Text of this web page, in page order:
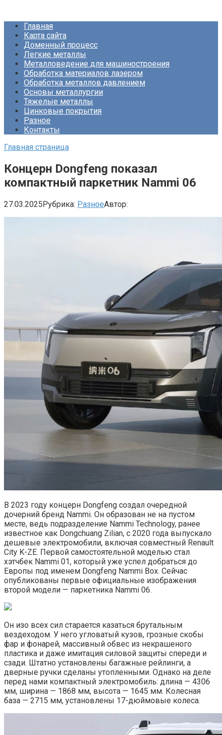
контентуГлавная
Карта сайта
Доменный процесс
Легкие металлы
Металловедение для машиностроения
Обработка материалов лазером
Обработка металлов давлением
Основы металлургии
Тяжелые металлы
Цинковые покрытия
Разное
Контакты
Главная страница
Концерн Dongfeng показал
компактный паркетник Nammi 06
27.03.2025Рубрика: РазноеАвтор:
В 2023 году концерн Dongfeng создал очередной
дочерний бренд Nammi. Он образован не на пустом
месте, ведь подразделение Nammi Technology, ранее
известное как Dongchuang Zilian, с 2020 года выпускало
дешевые электромобили, включая совместный Renault
City K-ZE. Первой самостоятельной моделью стал
хэтчбек Nammi 01, который уже успел добраться до
Европы под именем Dongfeng Nammi Box. Сейчас
опубликованы первые официальные изображения
второй модели — паркетника Nammi 06.
Он изо всех сил старается казаться брутальным
вездеходом. У него угловатый кузов, грозные скобы
фар и фонарей, массивный обвес из некрашеного
пластика и даже имитация силовой защиты спереди и
сзади. Штатно установлены багажные рейлинги, а
дверные ручки сделаны утопленными. Однако на деле
перед нами компактный электромобиль: длина — 4306
мм, ширина — 1868 мм, высота — 1645 мм. Колесная
база — 2715 мм, установлены 17-дюймовые колеса.